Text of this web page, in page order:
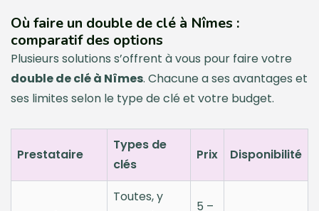
Où faire un double de clé à Nîmes :
comparatif des options
Plusieurs solutions s’offrent à vous pour faire votre
double de clé à Nîmes. Chacune a ses avantages et
ses limites selon le type de clé et votre budget.
Prestataire
Types de
clés
Prix Disponibilité
Toutes, y
5 –